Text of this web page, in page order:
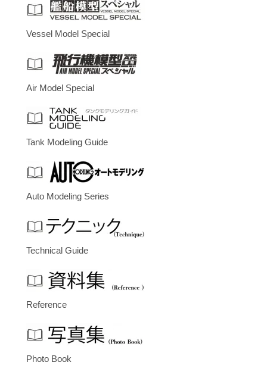
Vessel Model Special
Air Model Special
Tank Modeling Guide
Auto Modeling Series
Technical Guide
Reference
Photo Book